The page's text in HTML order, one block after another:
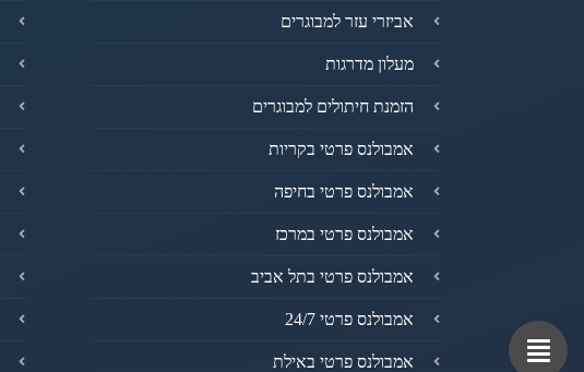
אביזרי עזר למבוגרים
מעלון מדרגות
הזמנת חיתולים למבוגרים
אמבולנס פרטי בקריות
אמבולנס פרטי בחיפה
אמבולנס פרטי במרכז
אמבולנס פרטי בתל אביב
אמבולנס פרטי 24/7
אמבולנס פרטי באילת